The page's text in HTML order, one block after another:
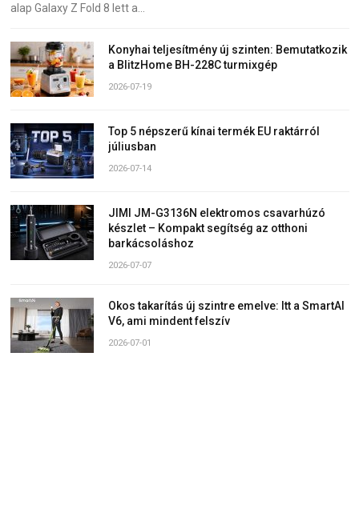
alap Galaxy Z Fold 8 lett a…
Konyhai teljesítmény új szinten: Bemutatkozik
a BlitzHome BH-228C turmixgép
2026-07-19
Top 5 népszerű kínai termék EU raktárról
júliusban
2026-07-14
JIMI JM-G3136N elektromos csavarhúzó
készlet – Kompakt segítség az otthoni
barkácsoláshoz
2026-07-07
Okos takarítás új szintre emelve: Itt a SmartAI
V6, ami mindent felszív
2026-07-01